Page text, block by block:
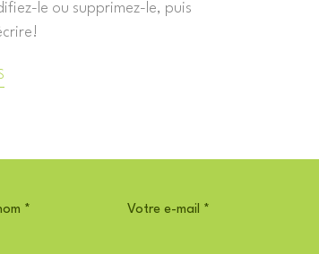
le ou supprimez-le, puis
* Votre e-mail *